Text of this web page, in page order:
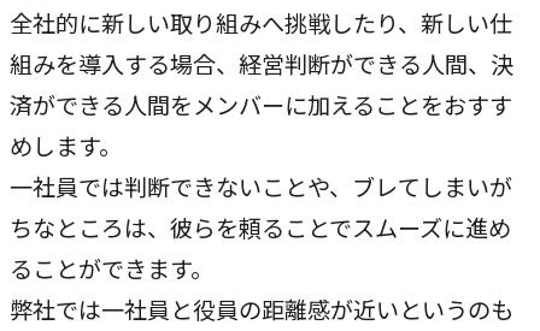
全社的に新しい取り組みへ挑戦したり、新しい仕
組みを導入する場合、経営判断ができる人間、決
済ができる人間をメンバーに加えることをおすす
めします。
一社員では判断できないことや、ブレてしまいが
ちなところは、彼らを頼ることでスムーズに進め
ることができます。
弊社では一社員と役員の距離感が近いというのも